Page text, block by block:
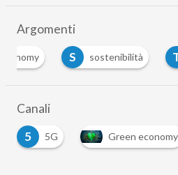
Argomenti
S sostenibilità
Canali
5
5G Green economy